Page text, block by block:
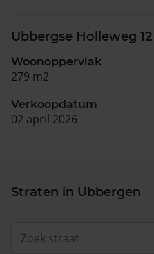
Ubbergse Holleweg 12
Woonoppervlak
279 m2
Verkoopdatum
02 april 2026
Straten in Ubbergen